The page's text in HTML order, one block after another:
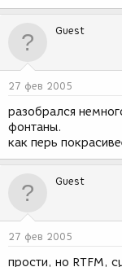
Guest
27 фев 2005
разобрался
фонтаны.
как перь
Guest
27 фев 2005
прости, но RTFM,